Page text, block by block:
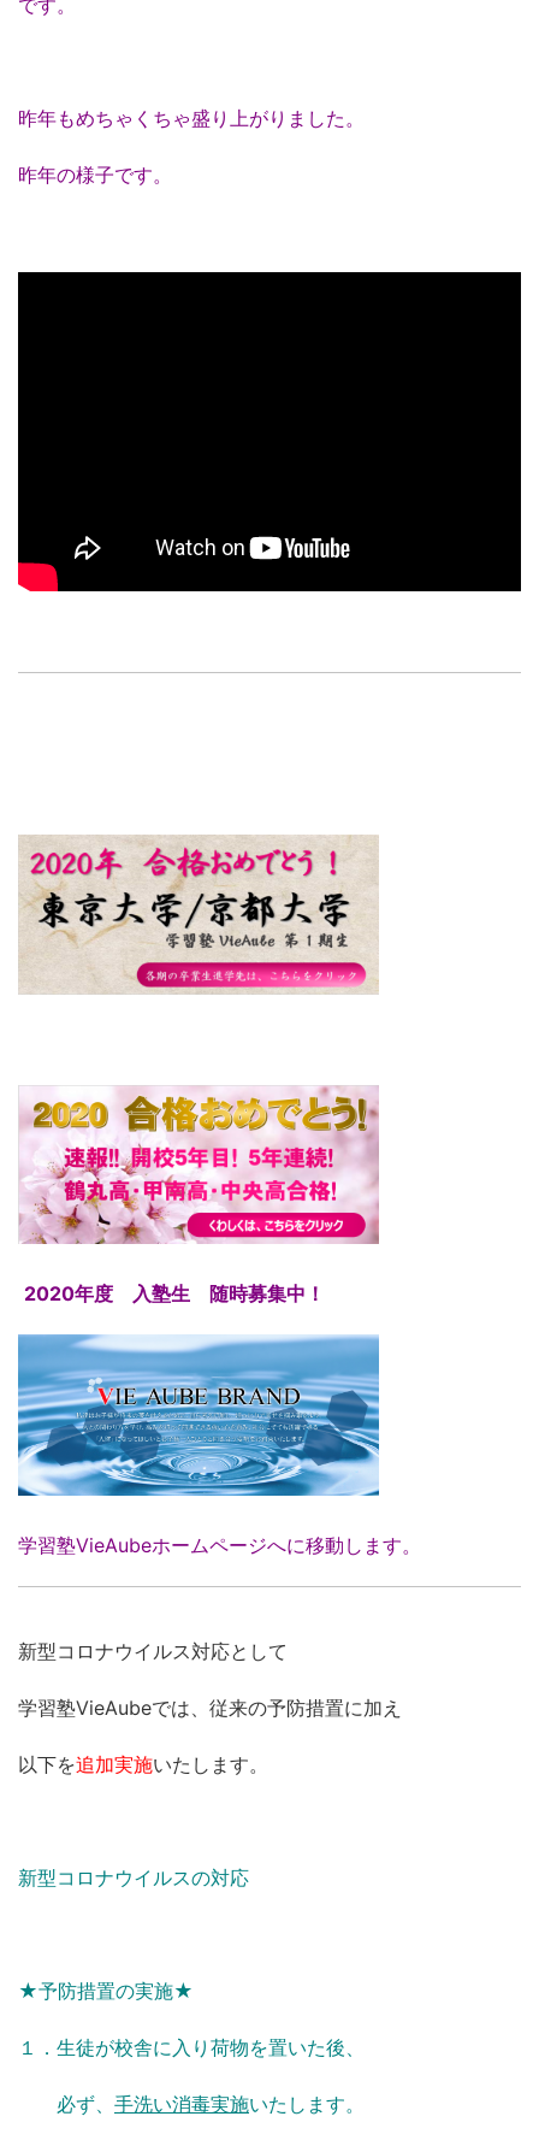
昨年もめちゃくちゃ盛り上がりました。
昨年の様子です。
2020年度 入塾生 随時募集中！
学習塾VieAubeホームページへに移動します。
新型コロナウイルス対応として
学習塾VieAubeでは、従来の予防措置に加え
以下を追加実施いたします。
新型コロナウイルスの対応
★予防措置の実施★
１．生徒が校舎に入り荷物を置いた後、
必ず、 手洗い消毒実施いたします。